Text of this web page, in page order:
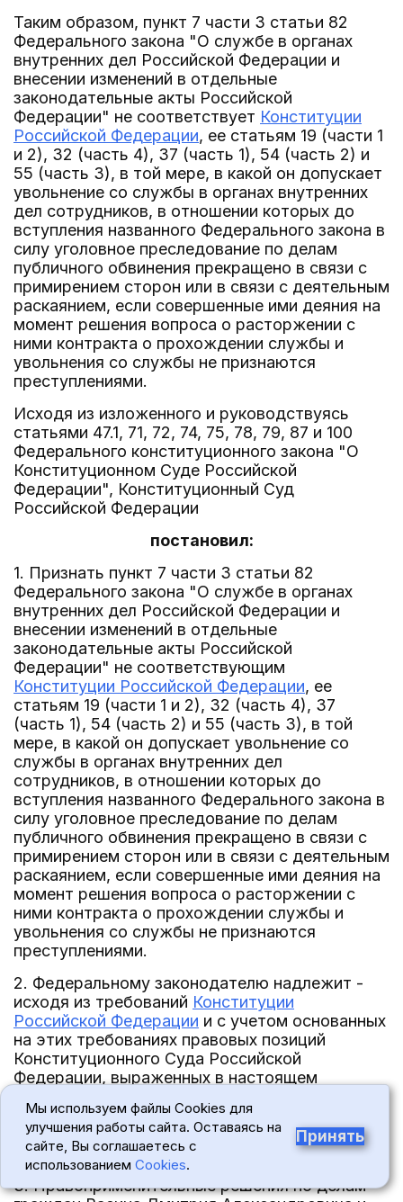
Таким образом, пункт 7 части 3 статьи 82
Федерального закона "О службе в органах
внутренних дел Российской Федерации и
внесении изменений в отдельные
законодательные акты Российской
Федерации" не соответствует Конституции
Российской Федерации, ее статьям 19 (части 1
и 2), 32 (часть 4), 37 (часть 1), 54 (часть 2) и
55 (часть 3), в той мере, в какой он допускает
увольнение со службы в органах внутренних
дел сотрудников, в отношении которых до
вступления названного Федерального закона в
силу уголовное преследование по делам
публичного обвинения прекращено в связи с
примирением сторон или в связи с деятельным
раскаянием, если совершенные ими деяния на
момент решения вопроса о расторжении с
ними контракта о прохождении службы и
увольнения со службы не признаются
преступлениями.
Исходя из изложенного и руководствуясь
статьями 47.1, 71, 72, 74, 75, 78, 79, 87 и 100
Федерального конституционного закона "О
Конституционном Суде Российской
Федерации", Конституционный Суд
Российской Федерации
постановил:
1. Признать пункт 7 части 3 статьи 82
Федерального закона "О службе в органах
внутренних дел Российской Федерации и
внесении изменений в отдельные
законодательные акты Российской
Федерации" не соответствующим
Конституции Российской Федерации, ее
статьям 19 (части 1 и 2), 32 (часть 4), 37
(часть 1), 54 (часть 2) и 55 (часть 3), в той
мере, в какой он допускает увольнение со
службы в органах внутренних дел
сотрудников, в отношении которых до
вступления названного Федерального закона в
силу уголовное преследование по делам
публичного обвинения прекращено в связи с
примирением сторон или в связи с деятельным
раскаянием, если совершенные ими деяния на
момент решения вопроса о расторжении с
ними контракта о прохождении службы и
увольнения со службы не признаются
преступлениями.
2. Федеральному законодателю надлежит -
исходя из требований Конституции
Российской Федерации и с учетом основанных
на этих требованиях правовых позиций
Конституционного Суда Российской
Федерации, выраженных в настоящем
правовое регулирование необходимые
изменения, вытекающие из настоящего
Постановления.
3. Правоприменительные решения по делам
Мы используем файлы Cookies для
улучшения работы сайта. Оставаясь на
сайте, Вы соглашаетесь с
использованием Cookies.
Принять